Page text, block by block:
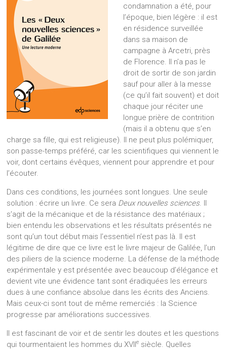
condamnation a été, pour
l’époque, bien légère : il est
en résidence surveillée
dans sa maison de
campagne à Arcetri, près
de Florence. Il n’a pas le
droit de sortir de son jardin
sauf pour aller à la messe
(ce qu’il fait souvent) et doit
chaque jour réciter une
longue prière de contrition
(mais il a obtenu que s’en
charge sa fille, qui est religieuse). Il ne peut plus polémiquer,
son passe-temps préféré, car les scientifiques qui viennent le
voir, dont certains évêques, viennent pour apprendre et pour
l’écouter.
Dans ces conditions, les journées sont longues. Une seule
solution : écrire un livre. Ce sera Deux nouvelles sciences. Il
s’agit de la mécanique et de la résistance des matériaux ;
bien entendu les observations et les résultats présentés ne
sont qu’un tout début mais l’essentiel n’est pas là. Il est
légitime de dire que ce livre est le livre majeur de Galilée, l’un
des piliers de la science moderne. La défense de la méthode
expérimentale y est présentée avec beaucoup d’élégance et
devient vite une évidence tant sont éradiquées les erreurs
dues à une confiance absolue dans les écrits des Anciens.
Mais ceux-ci sont tout de même remerciés : la Science
progresse par améliorations successives.
Il est fascinant de voir et de sentir les doutes et les questions
qui tourmentaient les hommes du XVIIe siècle. Quelles